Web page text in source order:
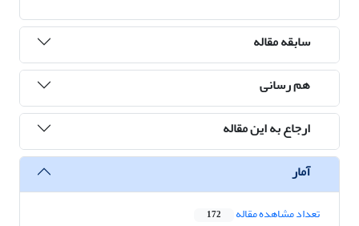
سابقه مقاله
هم رسانی
ارجاع به این مقاله
آمار
تعداد مشاهده مقاله 172